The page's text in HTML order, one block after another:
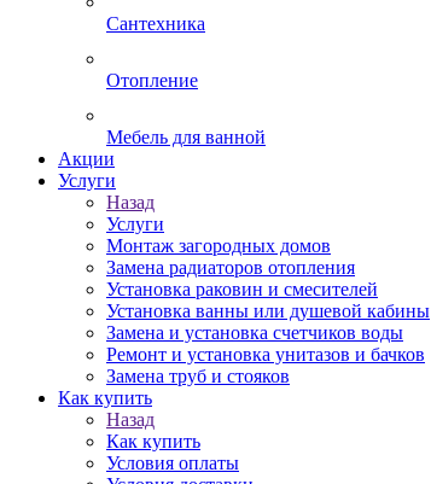
Сантехника
Отопление
Мебель для ванной
Акции
Услуги
Назад
Услуги
Монтаж загородных домов
Замена радиаторов отопления
Установка раковин и смесителей
Установка ванны или душевой кабины
Замена и установка счетчиков воды
Ремонт и установка унитазов и бачков
Замена труб и стояков
Как купить
Назад
Как купить
Условия оплаты